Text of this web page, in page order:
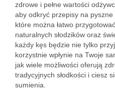
zdrowe i pełne wartości
aby odkryć przepisy na pyszne
które można łatwo
naturalnych słodzików oraz
każdy kęs będzie nie tylko
korzystnie wpłynie na Twoje
jak wiele możliwości oferują
tradycyjnych słodkości i ciesz
sumienia.